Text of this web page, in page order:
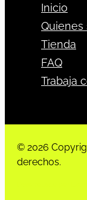
Inicio
Quienes
Tienda
FAQ
Trabaja
© 2026
derechos.